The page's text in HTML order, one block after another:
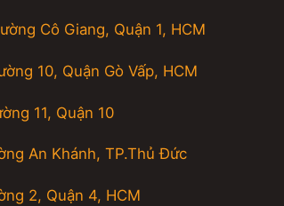
Cô Giang, Quận 1, HCM
10, Quận Gò Vấp, HCM
11, Quận 10
An Khánh, TP.Thủ Đức
2, Quận 4, HCM